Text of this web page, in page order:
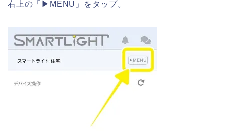
右上の「▶︎MENU」をタップ。